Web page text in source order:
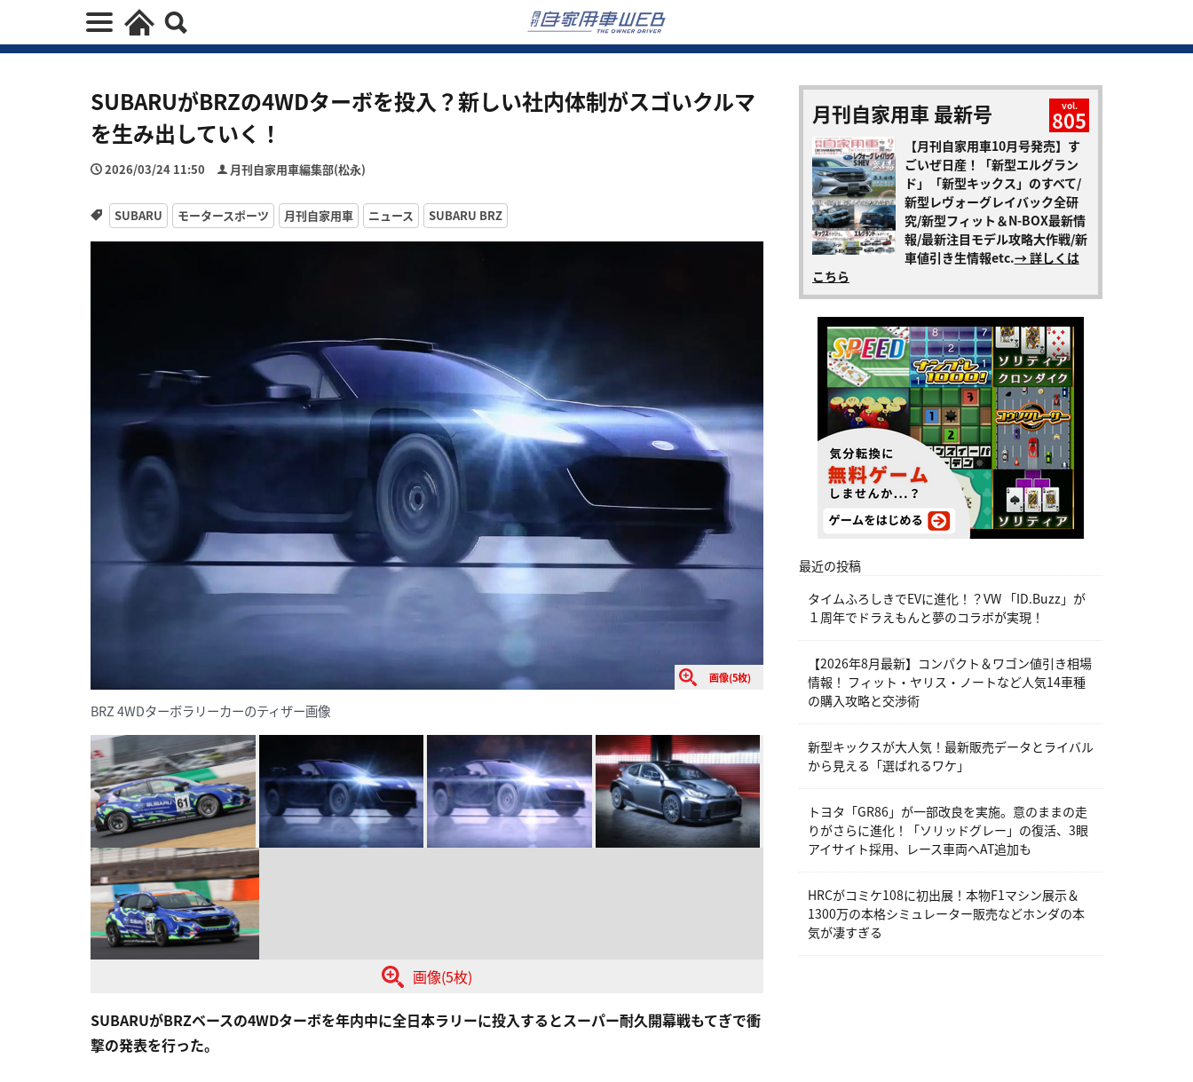
SUBARUがBRZの4WDターボを投入？新しい社内体制がスゴいクルマ
を生み出していく！
2026/03/24 11:50 月刊自家用車編集部(松永)
SUBARU モータースポーツ 月刊自家用車 ニュース SUBARU BRZ
画像(5枚)
BRZ 4WDターボラリーカーのティザー画像
画像(5枚)
SUBARUがBRZベースの4WDターボを年内中に全日本ラリーに投入するとスーパー耐久開幕戦もてぎで衝
撃の発表を行った。
月刊自家用車 最新号 vol.
805
【月刊自家用車10月号発売】す
ごいぜ日産！「新型エルグラン
ド」「新型キックス」のすべて/
新型レヴォーグレイバック全研
究/新型フィット＆N-BOX最新情
報/最新注目モデル攻略大作戦/新
車値引き生情報etc.→ 詳しくは
こちら
最近の投稿
タイムふろしきでEVに進化！？VW 「ID.Buzz」が
１周年でドラえもんと夢のコラボが実現！
【2026年8月最新】コンパクト＆ワゴン値引き相場
情報！ フィット・ヤリス・ノートなど人気14車種
の購入攻略と交渉術
新型キックスが大人気！最新販売データとライバル
から見える「選ばれるワケ」
トヨタ「GR86」が一部改良を実施。意のままの走
りがさらに進化！「ソリッドグレー」の復活、3眼
アイサイト採用、レース車両へAT追加も
HRCがコミケ108に初出展！本物F1マシン展示＆
1300万の本格シミュレーター販売などホンダの本
気が凄すぎる